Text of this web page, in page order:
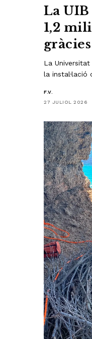
La
1,2
La
la
F.V.
27 JULIOL 2026